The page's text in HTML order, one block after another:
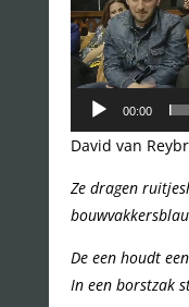
00:00
David van
Ze dragen
De een houdt
In een borstzak